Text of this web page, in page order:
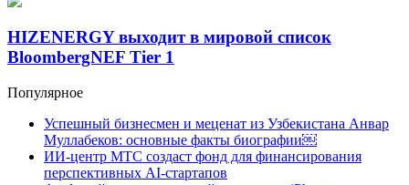
HIZENERGY выходит в мировой список
BloombergNEF Tier 1
Популярное
Успешный бизнесмен и меценат из Узбекистана Анвар
Муллабеков: основные факты биографии￼
ИИ-центр МТС создаст фонд для финансирования
перспективных AI-стартапов